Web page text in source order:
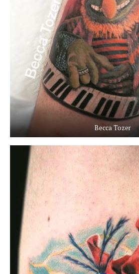
Becca Tozer